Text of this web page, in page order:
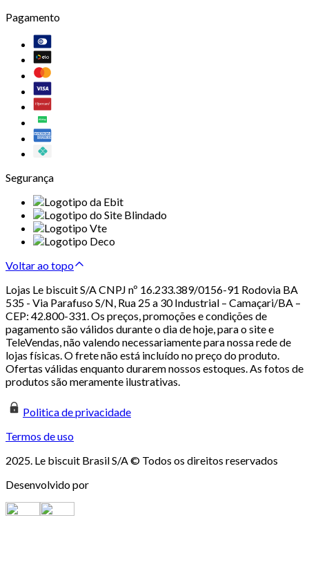
Pagamento
Segurança
Voltar ao topo
Lojas Le biscuit S/A CNPJ nº 16.233.389/0156-91 Rodovia BA
535 - Via Parafuso S/N, Rua 25 a 30 Industrial – Camaçari/BA –
CEP: 42.800-331. Os preços, promoções e condições de
pagamento são válidos durante o dia de hoje, para o site e
TeleVendas, não valendo necessariamente para nossa rede de
lojas físicas. O frete não está incluído no preço do produto.
Ofertas válidas enquanto durarem nossos estoques. As fotos de
produtos são meramente ilustrativas.
Politica de privacidade
Termos de uso
2025. Le biscuit Brasil S/A © Todos os direitos reservados
Desenvolvido por